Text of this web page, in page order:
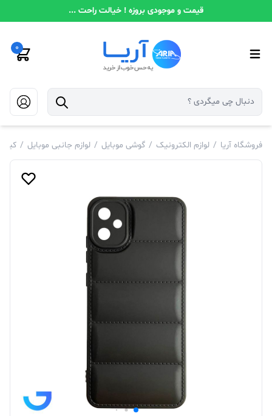
قیمت و موجودی بروزه ! خیالت راحت ...
0
فروشگاه آریا / لوازم الکترونیک / گوشی موبایل / لوازم جانبی موبایل / کیف